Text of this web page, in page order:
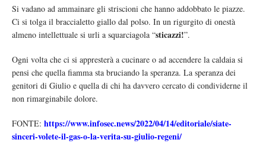
Si vadano ad ammainare gli striscioni che hanno addobbato le piazze.
Ci si tolga il braccialetto giallo dal polso. In un rigurgito di onestà
almeno intellettuale si urli a squarciagola “sticazzi!”.
Ogni volta che ci si appresterà a cucinare o ad accendere la caldaia si
pensi che quella fiamma sta bruciando la speranza. La speranza dei
genitori di Giulio e quella di chi ha davvero cercato di condividerne il
non rimarginabile dolore.
FONTE: https://www.infosec.news/2022/04/14/editoriale/siate-
sinceri-volete-il-gas-o-la-verita-su-giulio-regeni/